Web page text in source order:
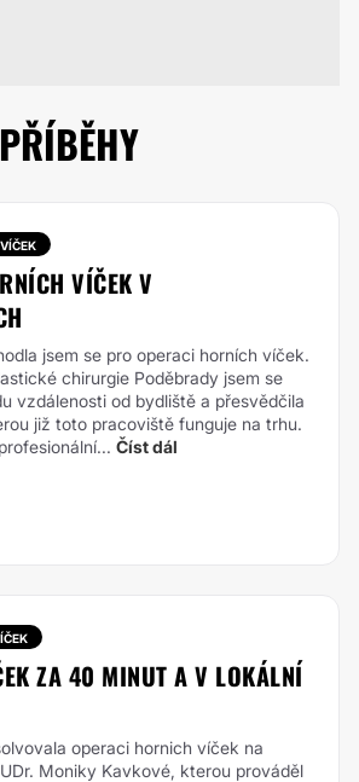
VÍČEK V
jsem se pro operaci horních víček.
chirurgie Poděbrady jsem se
vzdálenosti od bydliště a přesvědčila
již toto pracoviště funguje na trhu.
Číst dál
ZA 40 MINUT A V LOKÁLNÍ
operaci hornich víček na
Moniky Kavkové, kterou prováděl